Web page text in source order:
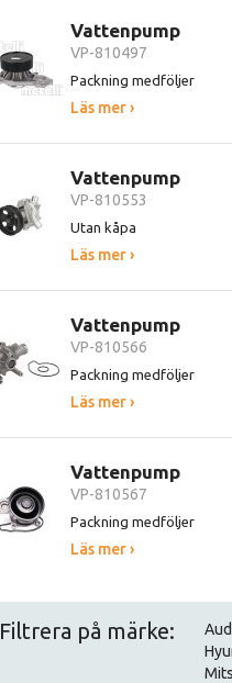
Vattenpump
VP-810497
Packning medföljer
Läs mer ›
Vattenpump
VP-810553
Utan kåpa
Läs mer ›
Vattenpump
VP-810566
Packning medföljer
Läs mer ›
Vattenpump
VP-810567
Packning medföljer
Läs mer ›
Filtrera på märke: